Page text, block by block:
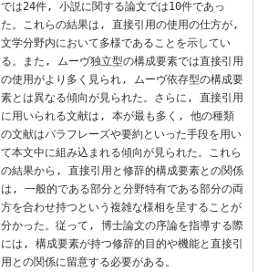
では24件, 小説に関する論文では10件であっ
た。これらの結果は, 直接引用の使用の仕方が,
文学分野内において多様であることを示してい
る。また, ムーヴ独立型の構成要素では直接引用
の使用がより多く見られ, ムーヴ依存型の構成要
素とは異なる傾向が見られた。さらに, 直接引用
に用いられる文献は, 本が最も多く, 他の種類
の文献はパラフレーズや要約といった手段を用い
て本文中に組み込まれる傾向が見られた。これら
の結果から, 直接引用と修辞的構成要素との関係
は, 一般的である部分と分野特有である部分の両
方を合わせ持つという複雑な様相を呈することが
分かった。従って, 博士論文の序論を指導する際
には, 構成要素が持つ修辞的目的や機能と直接引
用との関係に留意する必要がある。